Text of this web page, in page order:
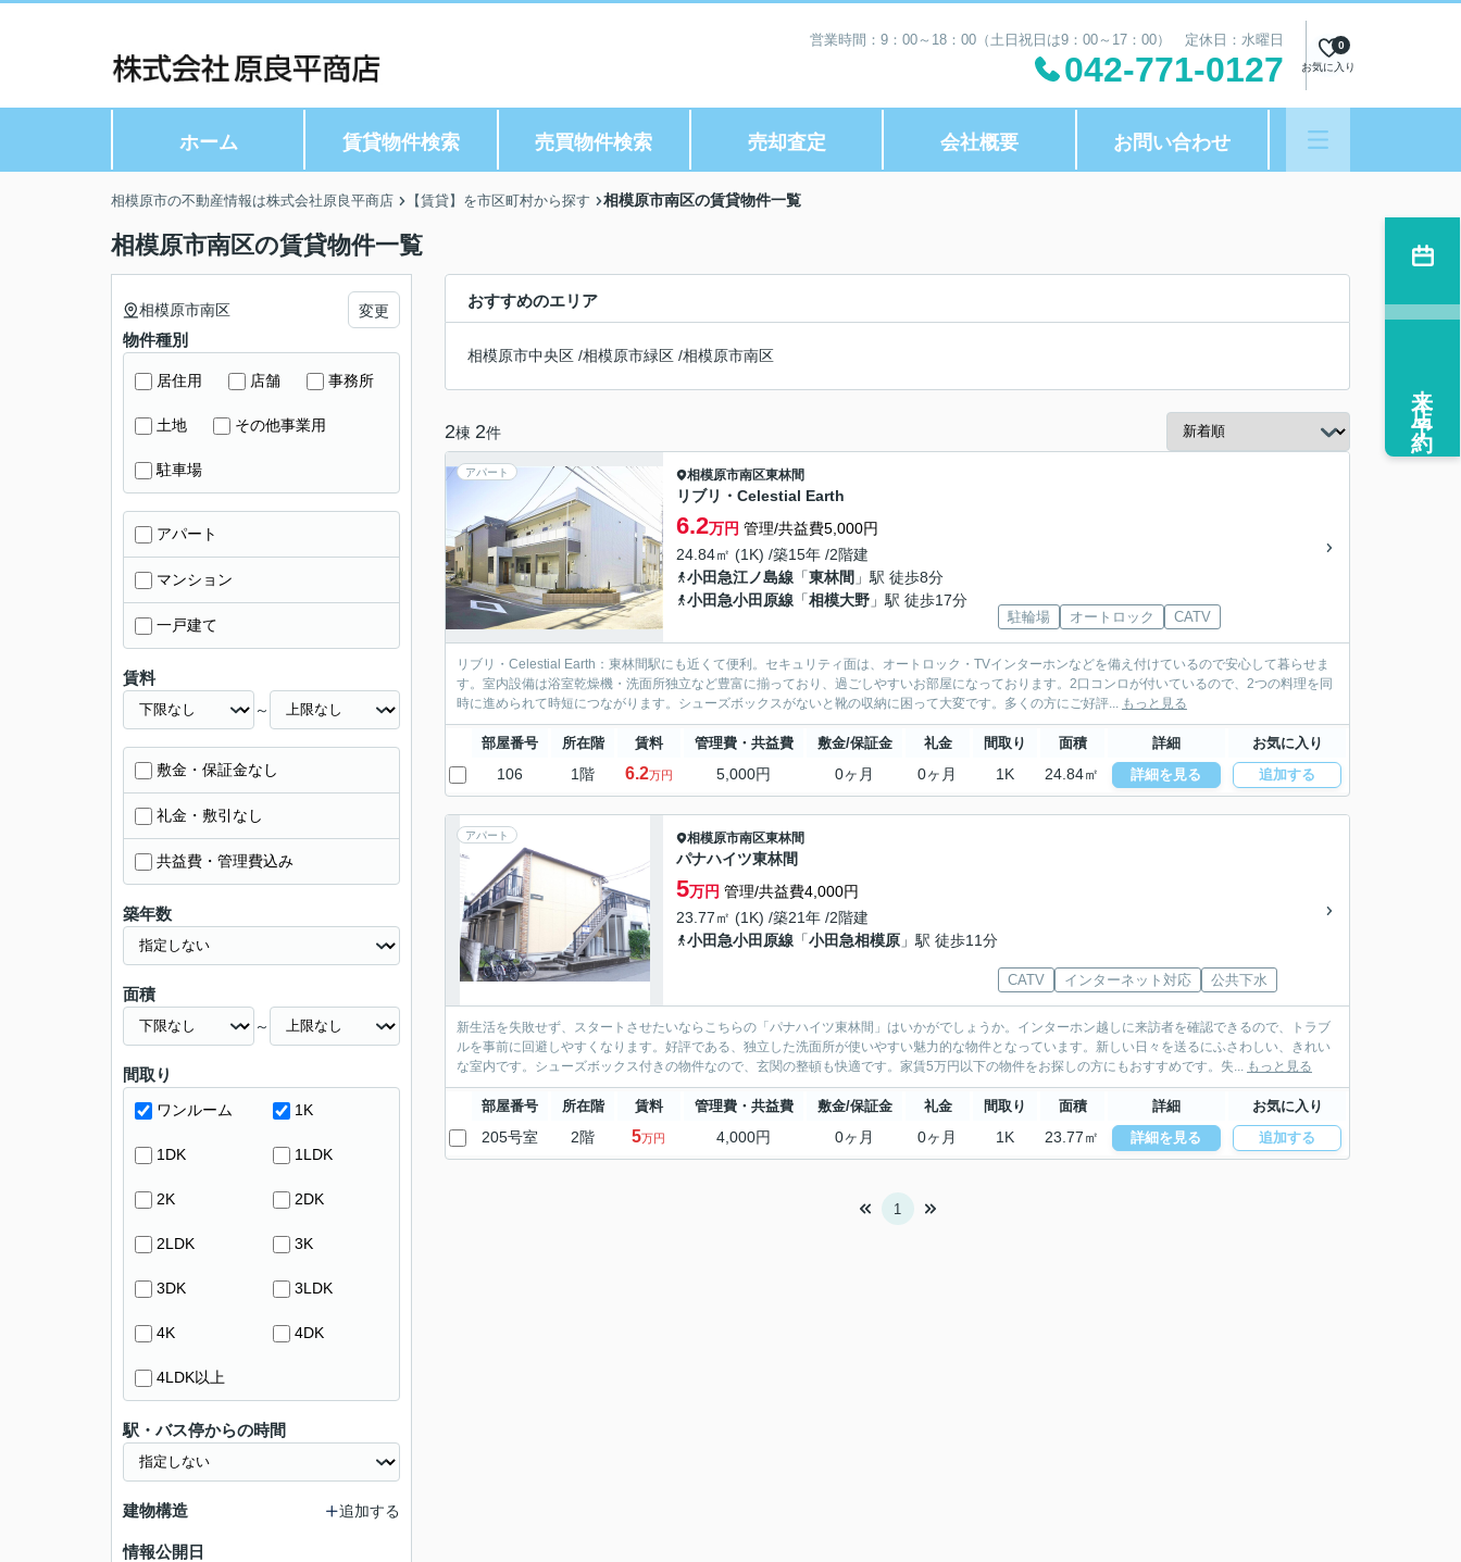
営業時間：9：00～18：00（土日祝日は9：00～17：00） 定休日：水曜日
042-771-0127 お気に入り
0
ホーム 賃貸物件検索 売買物件検索 売却査定 会社概要 お問い合わせ
相模原市の不動産情報は株式会社原良平商店 【賃貸】を市区町村から探す 相模原市南区の賃貸物件一覧
相模原市南区の賃貸物件一覧
おすすめのエリア
相模原市中央区 /相模原市緑区 /相模原市南区
2棟 2件
アパート 相模原市南区東林間
リブリ・Celestial Earth
6.2万円 管理/共益費5,000円
24.84㎡ (1K) /築15年 /2階建
小田急江ノ島線 「東林間 」駅 徒歩8分
小田急小田原線 「相模大野 」駅 徒歩17分
駐輪場 オートロック CATV
リブリ・Celestial Earth：東林間駅にも近くて便利。セキュリティ面は、オートロック・TVインターホンなどを備え付けているので安心して暮らせま
す。室内設備は浴室乾燥機・洗面所独立など豊富に揃っており、過ごしやすいお部屋になっております。2口コンロが付いているので、2つの料理を同
時に進められて時短につながります。シューズボックスがないと靴の収納に困って大変です。多くの方にご好評... もっと見る
部屋番号 所在階 賃料 管理費・共益費 敷金/保証金 礼金 間取り 面積 詳細 お気に入り
106 1階 6.2万円 5,000円 0ヶ月 0ヶ月 1K 24.84㎡ 詳細を見る 追加する
アパート 相模原市南区東林間
パナハイツ東林間
5万円 管理/共益費4,000円
23.77㎡ (1K) /築21年 /2階建
小田急小田原線 「小田急相模原 」駅 徒歩11分
CATV インターネット対応 公共下水
新生活を失敗せず、スタートさせたいならこちらの「パナハイツ東林間」はいかがでしょうか。インターホン越しに来訪者を確認できるので、トラブ
ルを事前に回避しやすくなります。好評である、独立した洗面所が使いやすい魅力的な物件となっています。新しい日々を送るにふさわしい、きれい
な室内です。シューズボックス付きの物件なので、玄関の整頓も快適です。家賃5万円以下の物件をお探しの方にもおすすめです。失... もっと見る
部屋番号 所在階 賃料 管理費・共益費 敷金/保証金 礼金 間取り 面積 詳細 お気に入り
205号室 2階 5万円 4,000円 0ヶ月 0ヶ月 1K 23.77㎡ 詳細を見る 追加する
1
相模原市南区 変更
物件種別
居住用 店舗 事務所
土地 その他事業用
駐車場
アパート
マンション
一戸建て
賃料
～
敷金・保証金なし
礼金・敷引なし
共益費・管理費込み
築年数
面積
～
間取り
ワンルーム 1K
1DK 1LDK
2K 2DK
2LDK 3K
3DK 3LDK
4K 4DK
4LDK以上
駅・バス停からの時間
建物構造 追加する
情報公開日
来店予約